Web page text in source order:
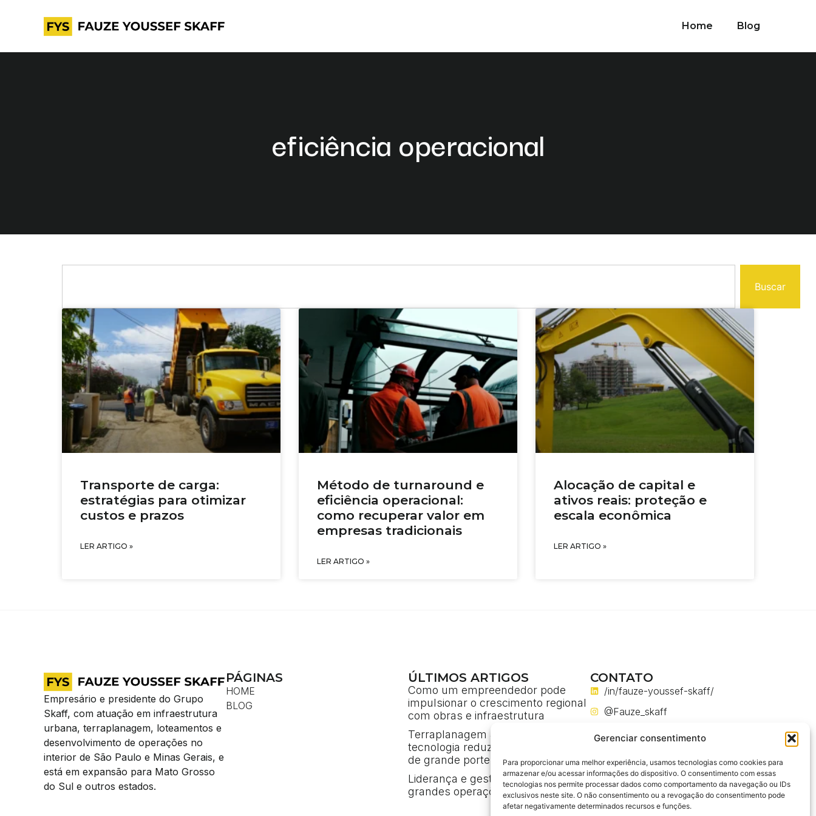
Gerenciar consentimento
Para proporcionar uma melhor experiência, usamos tecnologias como cookies para
armazenar e/ou acessar informações do dispositivo. O consentimento com essas
tecnologias nos permite processar dados como comportamento da navegação ou IDs
exclusivos neste site. O não consentimento ou a revogação do consentimento pode
afetar negativamente determinados recursos e funções.
Home Blog
eficiência operacional
Buscar
Transporte de carga:
estratégias para otimizar
custos e prazos
LER ARTIGO »
Método de turnaround e
eficiência operacional:
como recuperar valor em
empresas tradicionais
LER ARTIGO »
Alocação de capital e
ativos reais: proteção e
escala econômica
LER ARTIGO »
Empresário e presidente do Grupo
Skaff, com atuação em infraestrutura
urbana, terraplanagem, loteamentos e
desenvolvimento de operações no
interior de São Paulo e Minas Gerais, e
está em expansão para Mato Grosso
do Sul e outros estados.
PÁGINAS
HOME
BLOG
ÚLTIMOS ARTIGOS
Como um empreendedor pode
impulsionar o crescimento regional
com obras e infraestrutura
Terraplanagem 4.0: como a
tecnologia reduz custos em obras
de grande porte
Liderança e gestão de crises em
grandes operações de engenharia
CONTATO
/in/fauze-youssef-skaff/
@Fauze_skaff
@fauze_skaff
fauze.you.skaff@gmail.com